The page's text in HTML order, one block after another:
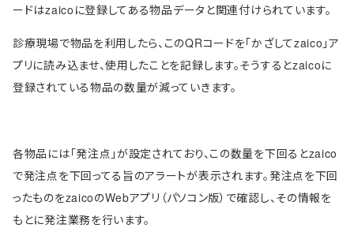
ードはzaicoに登録してある物品データと関連付けられています。
診療現場で物品を利用したら、このQRコードを「かざしてzaico」ア
プリに読み込ませ、使用したことを記録します。そうするとzaicoに
登録されている物品の数量が減っていきます。
各物品には「発注点」が設定されており、この数量を下回るとzaico
で発注点を下回ってる旨のアラートが表示されます。発注点を下回
ったものをzaicoのWebアプリ（パソコン版）で確認し、その情報を
もとに発注業務を行います。